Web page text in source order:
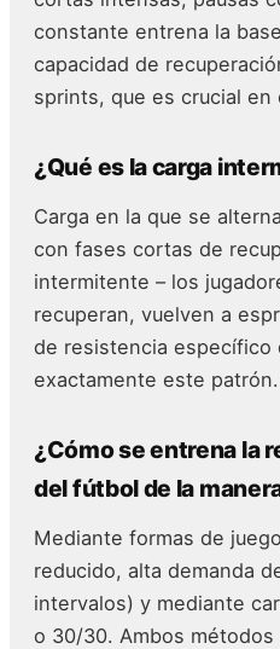
constante entrena la
capacidad de
sprints, que es crucial en
¿Qué es la carga
Carga en la que se
con fases cortas de
intermitente – los
recuperan, vuelven a
de resistencia específico
exactamente este patrón.
¿Cómo se entrena la
del fútbol de la
Mediante formas de
reducido, alta demanda
intervalos) y mediante
o 30/30. Ambos